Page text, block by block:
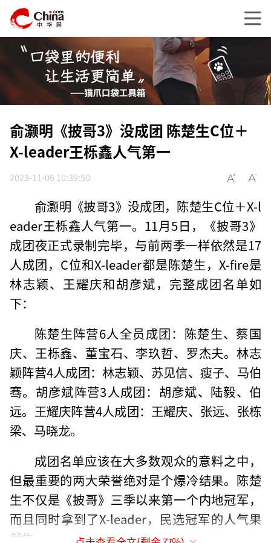
俞灏明《披哥3》没成团 陈楚生C位＋
X-leader王栎鑫人气第一
2023-11-06 10:39:50
俞灏明《披哥3》没成团，陈楚生C位＋X-l
eader王栎鑫人气第一。11月5日，《披哥3》
成团夜正式录制完毕，与前两季一样依然是17
人成团，C位和X-leader都是陈楚生，X-fire是
林志颖、王耀庆和胡彦斌，完整成团名单如
下：
陈楚生阵营6人全员成团：陈楚生、蔡国
庆、王栎鑫、董宝石、李玖哲、罗杰夫。林志
颖阵营4人成团：林志颖、苏见信、瘦子、马伯
骞。胡彦斌阵营3人成团：胡彦斌、陆毅、伯
远。王耀庆阵营4人成团：王耀庆、张远、张栋
梁、马晓龙。
成团名单应该在大多数观众的意料之中，
但最重要的两大荣誉绝对是个爆冷结果。陈楚
生不仅是《披哥》三季以来第一个内地冠军，
而且同时拿到了X-leader，民选冠军的人气果
然牛。